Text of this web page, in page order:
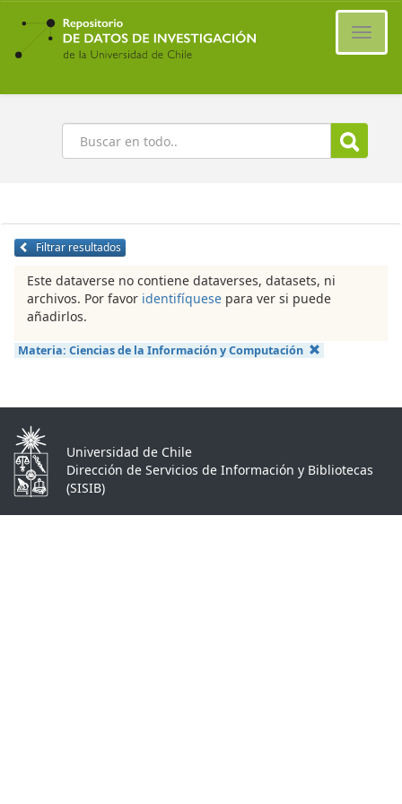
Ir
contenido
principal
Buscar
Filtrar resultados
Este dataverse no contiene dataverses, datasets, ni
archivos. Por favor identifíquese para ver si puede
añadirlos.
Materia: Ciencias de la Información y Computación
Universidad de Chile
Dirección de Servicios de Información y Bibliotecas
(SISIB)